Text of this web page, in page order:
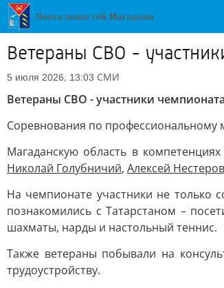
Ветераны СВО -
5 июля 2026, 13:03 СМИ
Ветераны СВО - участники
Соревнования по профессиональному
Магаданскую область в
Николай Голубничий, Алексей Нестеров
На чемпионате участники не только
познакомились с Татарстаном –
шахматы, нарды и настольный теннис.
Также ветераны побывали на
трудоустройству.